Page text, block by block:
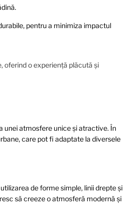
pentru a minimiza impactul
oferind o experiență plăcută și
unei atmosfere unice și atractive. În
care pot fi adaptate la diversele
de forme simple, linii drepte și
să creeze o atmosferă modernă și